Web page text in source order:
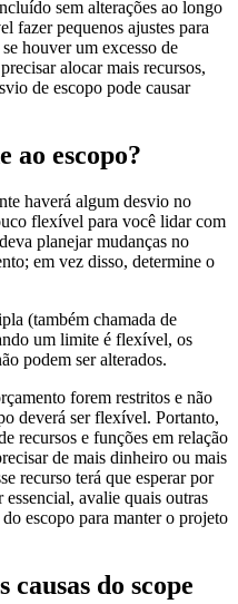
sem alterações ao longo
fazer pequenos ajustes para
houver um excesso de
alocar mais recursos,
de escopo pode causar
ao escopo?
haverá algum desvio no
flexível para você lidar com
planejar mudanças no
em vez disso, determine o
(também chamada de
um limite é flexível, os
podem ser alterados.
forem restritos e não
deverá ser flexível. Portanto,
recursos e funções em relação
de mais dinheiro ou mais
recurso terá que esperar por
avalie quais outras
escopo para manter o projeto
do scope